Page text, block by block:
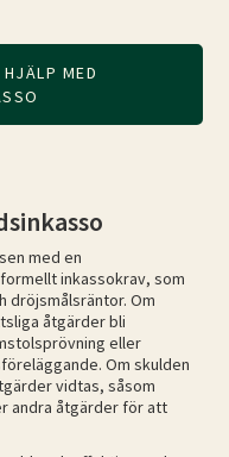
MED
med en
inkassokrav, som
dröjsmålsräntor. Om
åtgärder bli
eller
Om skulden
vidtas, såsom
andra åtgärder för att